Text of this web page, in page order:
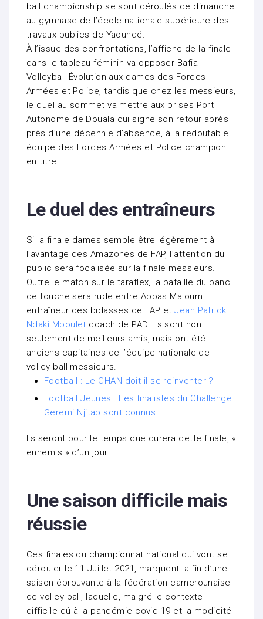
ball championship se sont déroulés ce dimanche
au gymnase de l’école nationale supérieure des
travaux publics de Yaoundé.
À l’issue des confrontations, l’affiche de la finale
dans le tableau féminin va opposer Bafia
Volleyball Évolution aux dames des Forces
Armées et Police, tandis que chez les messieurs,
le duel au sommet va mettre aux prises Port
Autonome de Douala qui signe son retour après
près d’une décennie d’absence, à la redoutable
équipe des Forces Armées et Police champion
en titre.
Le duel des entraîneurs
Si la finale dames semble être légèrement à
l’avantage des Amazones de FAP, l’attention du
public sera focalisée sur la finale messieurs.
Outre le match sur le taraflex, la bataille du banc
de touche sera rude entre Abbas Maloum
entraîneur des bidasses de FAP etJean Patrick
Ndaki Mboulet coach de PAD. Ils sont non
seulement de meilleurs amis, mais ont été
anciens capitaines de l’équipe nationale de
volley-ball messieurs.
Football : Le CHAN doit-il se reinventer ?
Football Jeunes : Les finalistes du Challenge
Geremi Njitap sont connus
Ils seront pour le temps que durera cette finale, «
ennemis » d’un jour.
Une saison difficile mais
réussie
Ces finales du championnat national qui vont se
dérouler le 11 Juillet 2021, marquent la fin d’une
saison éprouvante à la fédération camerounaise
de volley-ball, laquelle, malgré le contexte
difficile dû à la pandémie covid 19 et la modicité